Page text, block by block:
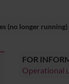
(no longer running)
FOR
Operational